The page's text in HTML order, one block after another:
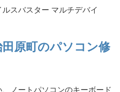
ルスバスター マルチデバイ
原町のパソコン修
ノートパソコンのキーボード